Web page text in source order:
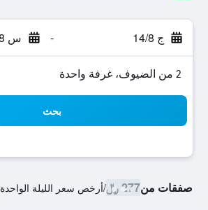
ج 14/8 - س 15/8
2 من الضيوف، غرفة واحدة
بحث
صفقات من277 ﷼ /أرخص سعر الليلة الواحدة